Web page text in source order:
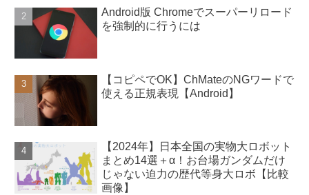
Android版 Chromeでスーパーリロード
を強制的に行うには
【コピペでOK】ChMateのNGワードで
使える正規表現【Android】
【2024年】日本全国の実物大ロボット
まとめ14選＋α！お台場ガンダムだけ
じゃない迫力の歴代等身大ロボ【比較
画像】